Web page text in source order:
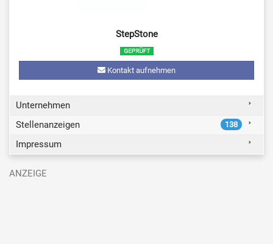
StepStone
Kontakt aufnehmen
Unternehmen
Stellenanzeigen
138
Impressum